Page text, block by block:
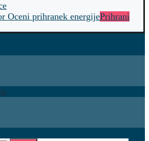
Oceni prihranek energijePrihrani